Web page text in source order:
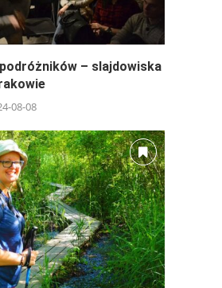
– slajdowiska
08-08